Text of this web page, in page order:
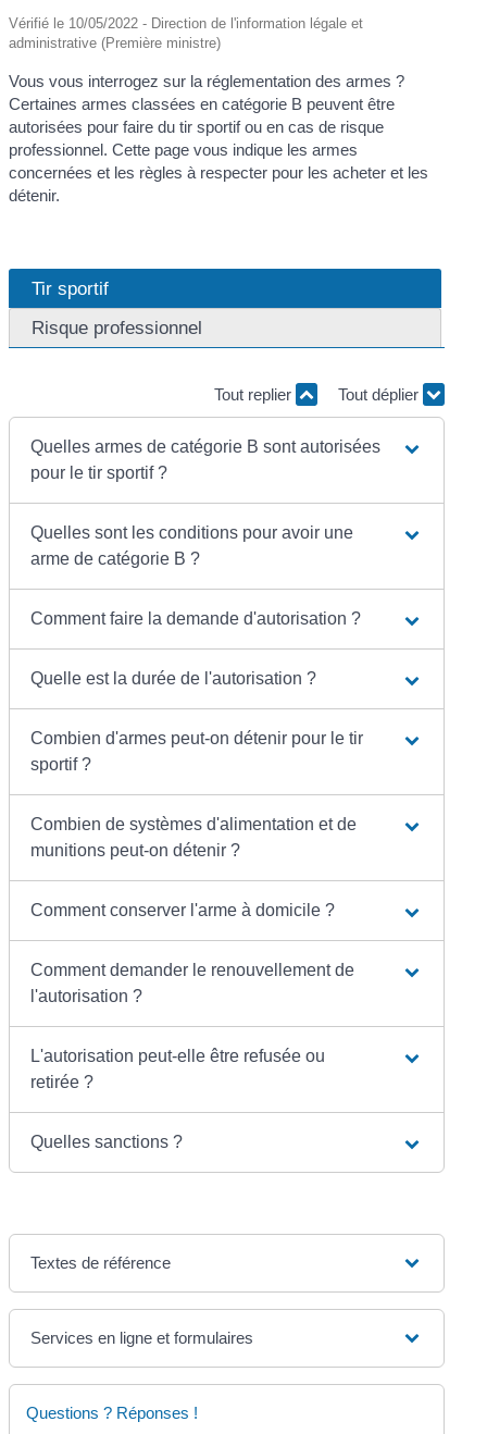
Vérifié le 10/05/2022 - Direction de l'information légale et
administrative (Première ministre)
Vous vous interrogez sur la réglementation des armes ?
Certaines armes classées en catégorie B peuvent être
autorisées pour faire du tir sportif ou en cas de risque
professionnel. Cette page vous indique les armes
concernées et les règles à respecter pour les acheter et les
détenir.
Tir sportif
Risque professionnel
Tout replier Tout déplier
Quelles armes de catégorie B sont autorisées
pour le tir sportif ?
Quelles sont les conditions pour avoir une
arme de catégorie B ?
Comment faire la demande d'autorisation ?
Quelle est la durée de l'autorisation ?
Combien d'armes peut-on détenir pour le tir
sportif ?
Combien de systèmes d'alimentation et de
munitions peut-on détenir ?
Comment conserver l'arme à domicile ?
Comment demander le renouvellement de
l'autorisation ?
L'autorisation peut-elle être refusée ou
retirée ?
Quelles sanctions ?
Textes de référence
Services en ligne et formulaires
Questions ? Réponses !